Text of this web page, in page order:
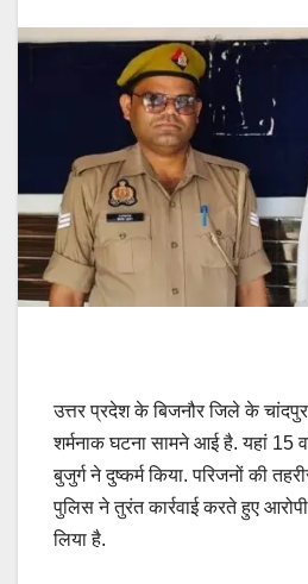
उत्तर प्रदेश के बिजनौर जिले के
शर्मनाक घटना सामने आई है. यहां 15
बुजुर्ग ने दुष्कर्म किया. परिजनों की
पुलिस ने तुरंत कार्रवाई करते हुए
लिया है.